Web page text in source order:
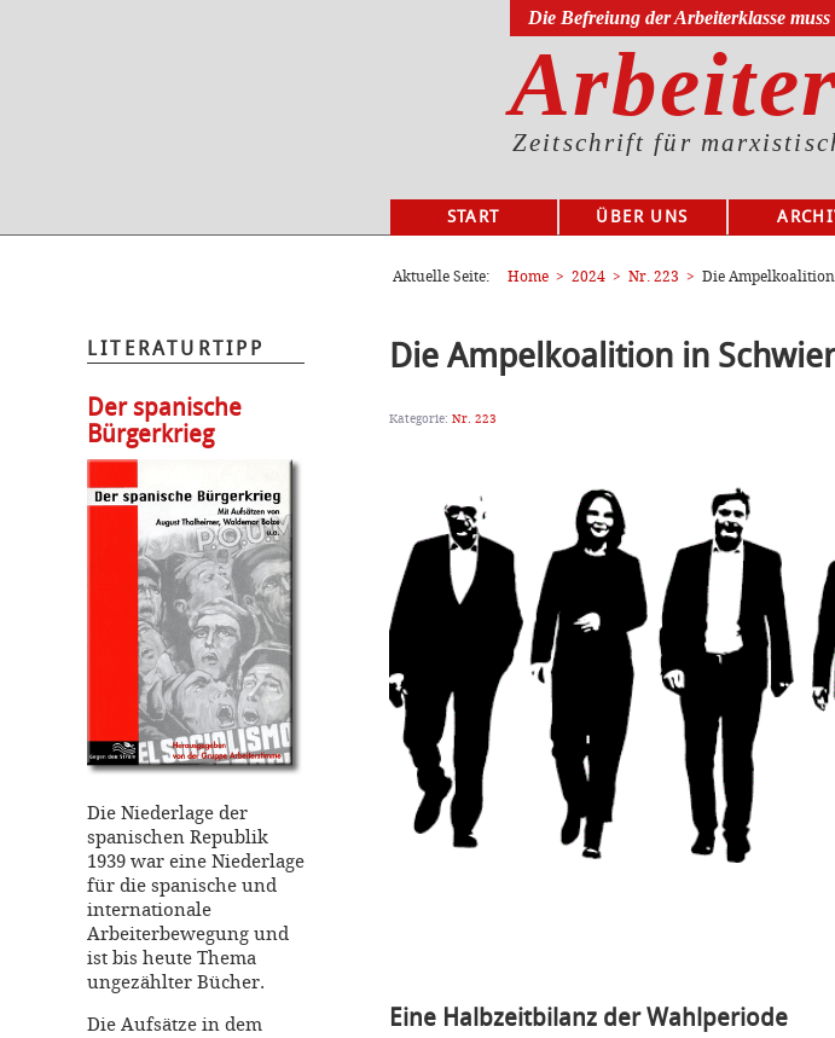
Die Befreiung der Arbeiterklasse
Zeitschrift für
START ÜBER UNS
Aktuelle Seite:
Home 2024 Nr. 223 Die
LITERATURTIPP
Der spanische
Bürgerkrieg
Die Niederlage der
spanischen Republik
1939 war eine Niederlage
für die spanische und
internationale
Arbeiterbewegung und
ist bis heute Thema
ungezählter Bücher.
Die Aufsätze in dem
Die Ampelkoalition in
Kategorie: Nr. 223
Eine Halbzeitbilanz der Wahlperiode